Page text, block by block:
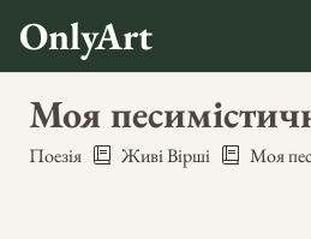
OnlyArt
Моя
Поезія Живі Вірші Моя